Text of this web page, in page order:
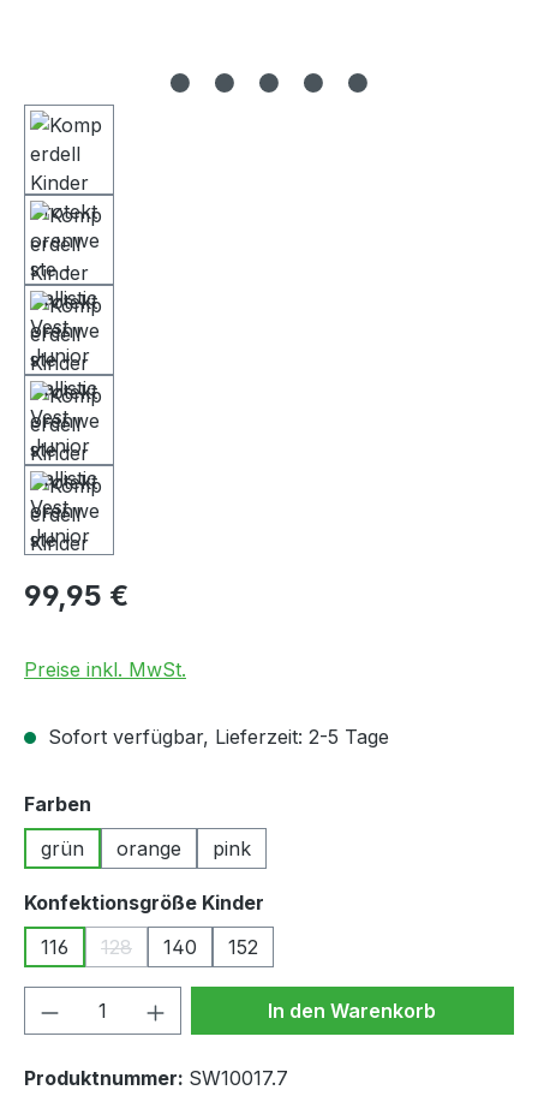
Regulärer Preis:
99,95 €
Preise inkl. MwSt.
Sofort verfügbar, Lieferzeit: 2-5 Tage
Farben
grün
orange pink
Konfektionsgröße Kinder
116
128
(Diese Option ist zurzeit nicht verfügbar.)
140 152
Produkt Anzahl: Gib denIn den Warenkorb
Produktnummer: SW10017.7